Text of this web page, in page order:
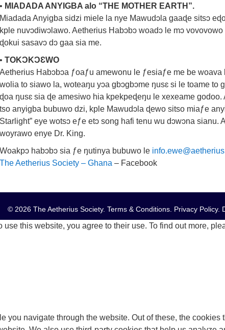
• MIADADA ANYIGBA alo “THE MOTHER EARTH”.
Miadada Anyigba sidzi miele la nye Mawudɔla gaaɖe sitsɔ
kple nuvɔdiwɔlawo. Aetherius Habɔbɔ woadɔ le mɔ
ɖokui sasavɔ dɔ gaa sia me.
•TOKƆKƆƐWO
Aetherius Habɔbɔa ƒoaƒu amewonu le ƒesiaƒe me be
wolia to siawo la, woteaŋu yɔa gbɔgbɔme ŋusɛ si le toame to
ɖoa ŋusɛ sia ɖe amesiwo hia kpekpeɖeŋu le xexeame
tso anyigba bubuwo dzi, kple Mawudɔla ɖewo sitso miaƒe
Starlight” eye wotsɔ eƒe etɔ song hafi tenu wu dɔwɔna
woyrawo enye Dr. King.
Woakpɔ habɔbɔ sia ƒe ŋutinya bubuwo le
The Aetherius Society – Ghana – Facebook
© 2026 The Aetherius Society. Terms & Conditions. Privacy Policy.
this website, you agree to their use. To find out more,
navigate through the website. Out of these, the